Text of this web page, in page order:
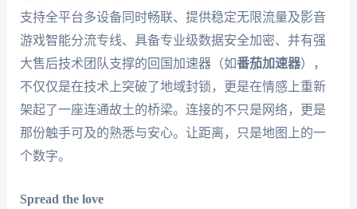
支持全平台多设备同时畅联、提供稳定无限流量及影音
游戏智能分流专线、具备专业级数据安全加密、并有强
大售后技术团队支撑的回国加速器（如番茄加速器），
不仅仅是在技术上突破了地域封锁，更是在情感上重新
架起了一座连通故土的桥梁。连接的不只是网络，更是
那份触手可及的熟悉与安心。让距离，只是地图上的一
个数字。
Spread the love